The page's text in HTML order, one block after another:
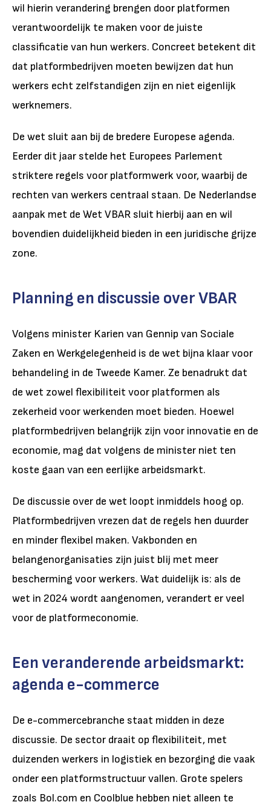
wil hierin verandering brengen door platformen
verantwoordelijk te maken voor de juiste
classificatie van hun werkers. Concreet betekent dit
dat platformbedrijven moeten bewijzen dat hun
werkers echt zelfstandigen zijn en niet eigenlijk
werknemers.
De wet sluit aan bij de bredere Europese agenda.
Eerder dit jaar stelde het Europees Parlement
striktere regels voor platformwerk voor, waarbij de
rechten van werkers centraal staan. De Nederlandse
aanpak met de Wet VBAR sluit hierbij aan en wil
bovendien duidelijkheid bieden in een juridische grijze
zone.
Planning en discussie over VBAR
Volgens minister Karien van Gennip van Sociale
Zaken en Werkgelegenheid is de wet bijna klaar voor
behandeling in de Tweede Kamer. Ze benadrukt dat
de wet zowel flexibiliteit voor platformen als
zekerheid voor werkenden moet bieden. Hoewel
platformbedrijven belangrijk zijn voor innovatie en de
economie, mag dat volgens de minister niet ten
koste gaan van een eerlijke arbeidsmarkt.
De discussie over de wet loopt inmiddels hoog op.
Platformbedrijven vrezen dat de regels hen duurder
en minder flexibel maken. Vakbonden en
belangenorganisaties zijn juist blij met meer
bescherming voor werkers. Wat duidelijk is: als de
wet in 2024 wordt aangenomen, verandert er veel
voor de platformeconomie.
Een veranderende arbeidsmarkt:
agenda e-commerce
De e-commercebranche staat midden in deze
discussie. De sector draait op flexibiliteit, met
duizenden werkers in logistiek en bezorging die vaak
onder een platformstructuur vallen. Grote spelers
zoals Bol.com en Coolblue hebben niet alleen te